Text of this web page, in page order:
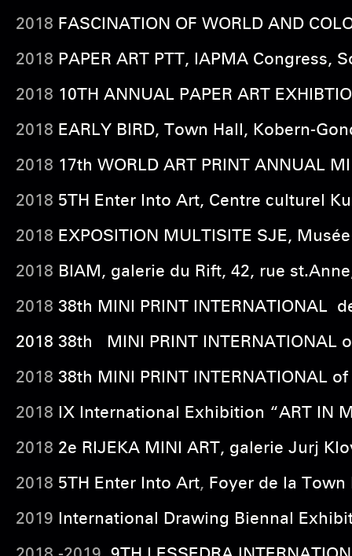
2018 FASCINATION OF WORLD AND
2018 PAPER ART PTT, IAPMA Congress,
2018 10TH ANNUAL PAPER ART
2018 EARLY BIRD, Town Hall, Kobern-
2018 17th WORLD ART PRINT ANNUAL
2018 5TH Enter Into Art, Centre culturel
2018 EXPOSITION MULTISITE SJE,
2018 BIAM, galerie du Rift, 42, rue
2018 38th MINI PRINT INTERNATIONAL
2018 38th MINI PRINT INTERNATIONAL
2018 38th MINI PRINT INTERNATIONAL
2018 IX International Exhibition “ART IN
2018 2e RIJEKA MINI ART, galerie Jurj
2018 5TH Enter Into Art, Foyer de la
2019 International Drawing Biennal